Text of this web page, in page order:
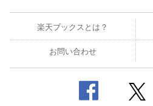
楽天ブックスとは？
お問い合わせ